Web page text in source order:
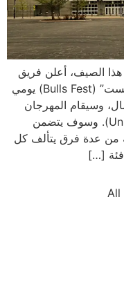
هذا الصيف، أعلن فريق
شيكاغو بولز عن إقامة مهرجان “بولز فيست” (Bulls Fest) يومي
وسيقام المهرجان
خارج استاد “يونايتد سنتر” (United Center). وسوف يتضمن
من عدة فرق يتألف كل
All